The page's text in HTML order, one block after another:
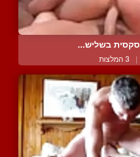
בשליש...
| 3 המלצות